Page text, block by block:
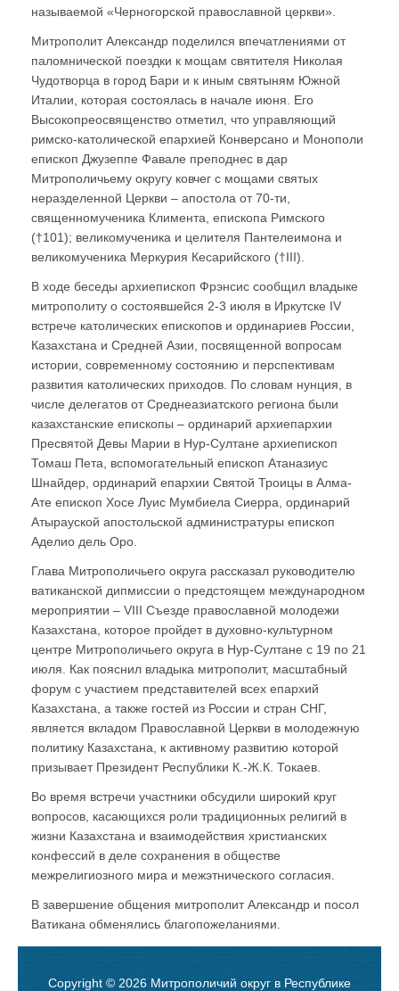
называемой «Черногорской православной церкви».
Митрополит Александр поделился впечатлениями от
паломнической поездки к мощам святителя Николая
Чудотворца в город Бари и к иным святыням Южной
Италии, которая состоялась в начале июня. Его
Высокопреосвященство отметил, что управляющий
римско-католической епархией Конверсано и Монополи
епископ Джузеппе Фавале преподнес в дар
Митрополичьему округу ковчег с мощами святых
неразделенной Церкви – апостола от 70-ти,
священномученика Климента, епископа Римского
(†101); великомученика и целителя Пантелеимона и
великомученика Меркурия Кесарийского (†III).
В ходе беседы архиепископ Фрэнсис сообщил владыке
митрополиту о состоявшейся 2-3 июля в Иркутске IV
встрече католических епископов и ординариев России,
Казахстана и Средней Азии, посвященной вопросам
истории, современному состоянию и перспективам
развития католических приходов. По словам нунция, в
числе делегатов от Среднеазиатского региона были
казахстанские епископы – ординарий архиепархии
Пресвятой Девы Марии в Нур-Султане архиепископ
Томаш Пета, вспомогательный епископ Атаназиус
Шнайдер, ординарий епархии Святой Троицы в Алма-
Ате епископ Хосе Луис Мумбиела Сиерра, ординарий
Атырауской апостольской администратуры епископ
Аделио дель Оро.
Глава Митрополичьего округа рассказал руководителю
ватиканской дипмиссии о предстоящем международном
мероприятии – VIII Съезде православной молодежи
Казахстана, которое пройдет в духовно-культурном
центре Митрополичьего округа в Нур-Султане с 19 по 21
июля. Как пояснил владыка митрополит, масштабный
форум с участием представителей всех епархий
Казахстана, а также гостей из России и стран СНГ,
является вкладом Православной Церкви в молодежную
политику Казахстана, к активному развитию которой
призывает Президент Республики К.-Ж.К. Токаев.
Во время встречи участники обсудили широкий круг
вопросов, касающихся роли традиционных религий в
жизни Казахстана и взаимодействия христианских
конфессий в деле сохранения в обществе
межрелигиозного мира и межэтнического согласия.
В завершение общения митрополит Александр и посол
Ватикана обменялись благопожеланиями.
Copyright © 2026 Митрополичий округ в Республике